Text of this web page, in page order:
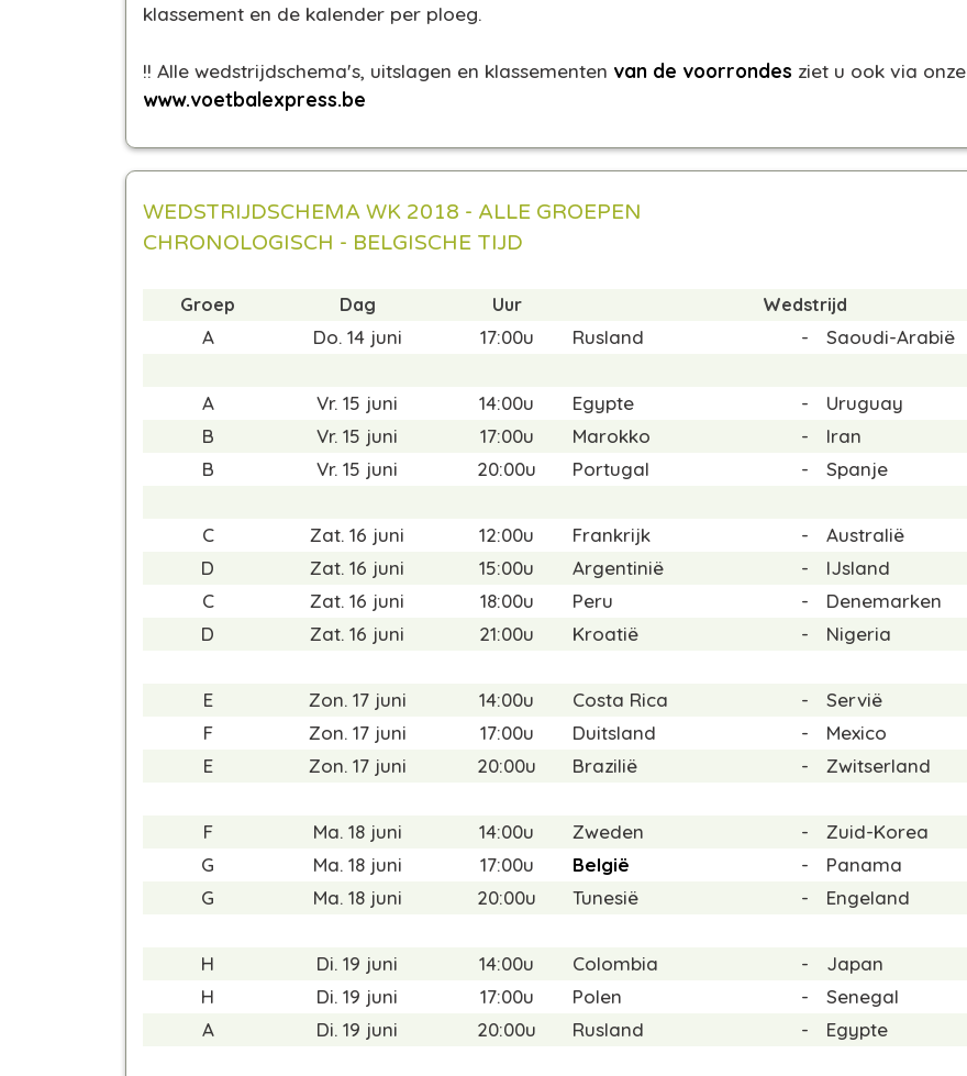
klassement en de kalender per ploeg.
!! Alle wedstrijdschema's, uitslagen en klassementen van de voorrondes ziet u ook via
www.voetbalexpress.be
WEDSTRIJDSCHEMA WK 2018 - ALLE GROEPEN
CHRONOLOGISCH - BELGISCHE TIJD
Groep Dag Uur Wedstrijd
A Do. 14 juni 17:00u Rusland - Saoudi-Arabië
A Vr. 15 juni 14:00u Egypte - Uruguay
B
Vr. 15 juni 17:00u Marokko - Iran
B
Vr. 15 juni 20:00u Portugal - Spanje
C Zat. 16 juni 12:00u Frankrijk - Australië
D
Zat. 16 juni 15:00u Argentinië - IJsland
C
Zat. 16 juni 18:00u Peru - Denemarken
D
Zat. 16 juni 21:00u Kroatië - Nigeria
E Zon. 17 juni 14:00u Costa Rica - Servië
F
Zon. 17 juni 17:00u Duitsland - Mexico
E
Zon. 17 juni 20:00u Brazilië - Zwitserland
F Ma. 18 juni 14:00u Zweden - Zuid-Korea
G
Ma. 18 juni 17:00u België - Panama
G
Ma. 18 juni 20:00u Tunesië - Engeland
H Di. 19 juni 14:00u Colombia - Japan
H
Di. 19 juni 17:00u Polen - Senegal
A
Di. 19 juni 20:00u Rusland - Egypte